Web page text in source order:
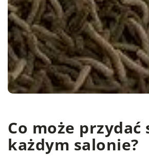
Co może przydać
każdym salonie?